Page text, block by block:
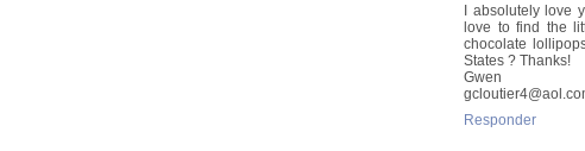
I absolutely love
love to find the
chocolate
States ? Thanks!
Gwen
Responder